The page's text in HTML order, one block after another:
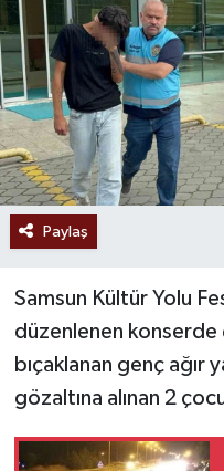
Paylaş
Samsun Kültür Yolu
düzenlenen konserde
bıçaklanan genç ağır
gözaltına alınan 2